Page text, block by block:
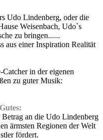
Udo Lindenberg, oder die
Weisenbach, Udo`s
zu bringen......
aus einer Inspiration Realität
Catcher in der eigenen
zu guter Musik:
Betrag an die Udo Lindenberg
ärmsten Regionen der Welt
fördert.